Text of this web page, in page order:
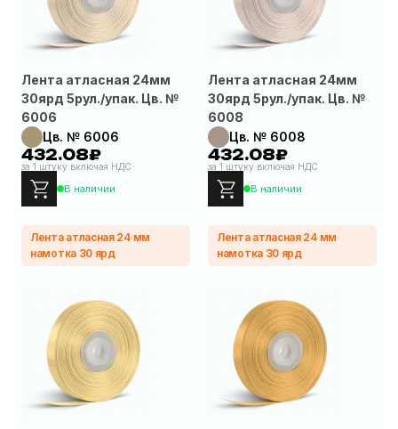
Лента атласная 24мм
30ярд 5рул./упак. Цв. №
6006
Цв. № 6006
432.08₽
за 1 штуку включая НДС
В наличии
Лента атласная 24мм
30ярд 5рул./упак. Цв. №
6008
Цв. № 6008
432.08₽
за 1 штуку включая НДС
В наличии
Лента атласная 24 мм
намотка 30 ярд
Лента атласная 24 мм
намотка 30 ярд